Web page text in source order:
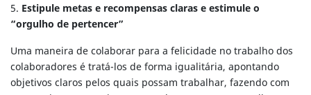
5. Estipule metas e recompensas claras e estimule o
“orgulho de pertencer”
Uma maneira de colaborar para a felicidade no trabalho dos
colaboradores é tratá-los de forma igualitária, apontando
objetivos claros pelos quais possam trabalhar, fazendo com